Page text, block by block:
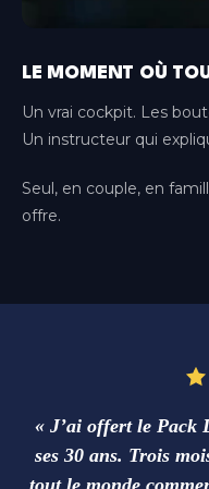
LE MOMENT OÙ
Un vrai cockpit. Les
Un instructeur qui
Seul, en couple, en
offre.
« J’ai offert le Pack
ses 30 ans. Trois
tout le monde